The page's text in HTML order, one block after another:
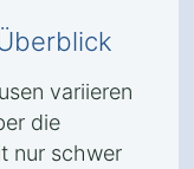
variieren
die
nur schwer